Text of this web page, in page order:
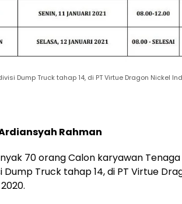
Dump Truck tahap 14, di PT Virtue Dragon Nickel
Rahman
70 orang Calon karyawan
Dump Truck tahap 14, di PT Virtue